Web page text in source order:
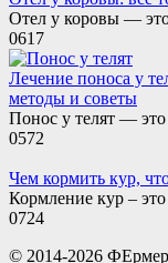
Отел у коровы —
0617
Лечение поноса у
методы и советы
Понос у телят — это
0572
Чем кормить кур,
Кормление кур –
0724
© 2014-2026